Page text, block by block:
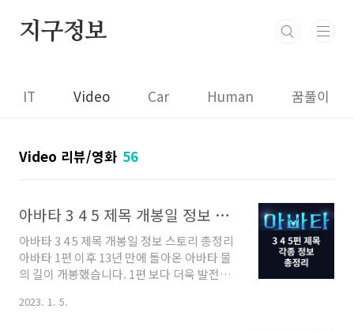
지구정보
IT Video Car Human 꿈풀이
Video 리뷰/영화 56
아바타 3 4 5 제목 개봉일 정보 스토리 총정리
아바타 3 4 5 제목 개봉일 정보 스토리 총정리
아바타 1편 이후 13년 만에 돌아온 아바타 물
의 길이 개봉했습니다. 1편 보다 더욱 발전된
선물과 같은 작품입니다. 저도 아바타2를 아
2023. 1. 5.